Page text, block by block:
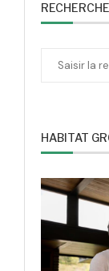
RECHERCHE
HABITAT